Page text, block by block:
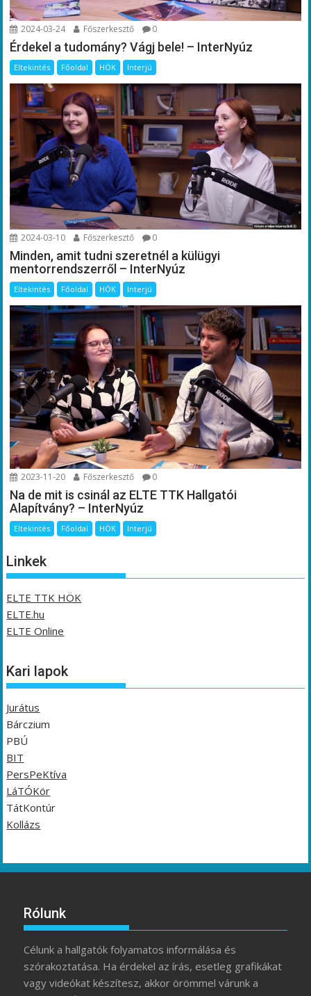
2024-03-24 Főszerkesztő 0
Érdekel a tudomány? Vágj bele! – InterNyúz
Eltekintés Főoldal HÖK Interjú
2024-03-10 Főszerkesztő 0
Minden, amit tudni szeretnél a külügyi
mentorrendszerről – InterNyúz
Eltekintés Főoldal HÖK Interjú
2023-11-20 Főszerkesztő 0
Na de mit is csinál az ELTE TTK Hallgatói
Alapítvány? – InterNyúz
Eltekintés Főoldal HÖK Interjú
Linkek
ELTE TTK HÖK
ELTE.hu
ELTE Online
Kari lapok
Jurátus
Bárczium
PBÚ
BIT
PersPeKtíva
LáTÓKör
TátKontúr
Kollázs
Rólunk
Célunk a hallgatók folyamatos informálása és
szórakoztatása. Ha érdekel az írás, esetleg grafikákat
vagy videókat készítesz, akkor örömmel várunk a